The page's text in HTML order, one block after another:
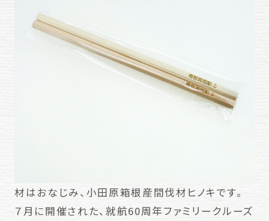
材はおなじみ、小田原箱根産間伐材ヒノキです。
７月に開催された、就航60周年ファミリークルーズ